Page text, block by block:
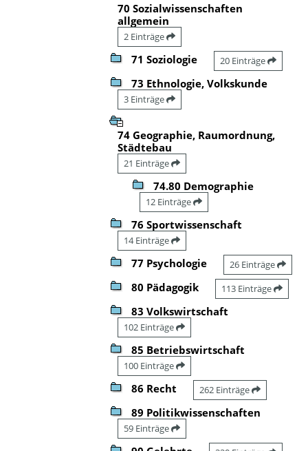
70 Sozialwissenschaften
allgemein
2 Einträge
71 Soziologie 20 Einträge
73 Ethnologie, Volkskunde
3 Einträge
74 Geographie, Raumordnung,
Städtebau
21 Einträge
74.80 Demographie
12 Einträge
76 Sportwissenschaft
14 Einträge
77 Psychologie 26 Einträge
80 Pädagogik 113 Einträge
83 Volkswirtschaft
102 Einträge
85 Betriebswirtschaft
100 Einträge
86 Recht 262 Einträge
89 Politikwissenschaften
59 Einträge